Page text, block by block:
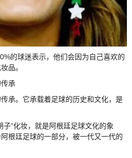
的球迷表示，他们会因为自己喜欢的
品。
承
承。它承载着足球的历史和文化，是
子”化妆，就是阿根廷足球文化的象
根廷足球的一部分，被一代又一代的